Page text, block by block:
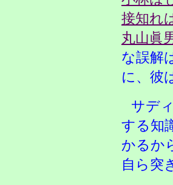
接知れ
丸山眞
な誤解
に、彼
サデ
する知
かるか
自ら突